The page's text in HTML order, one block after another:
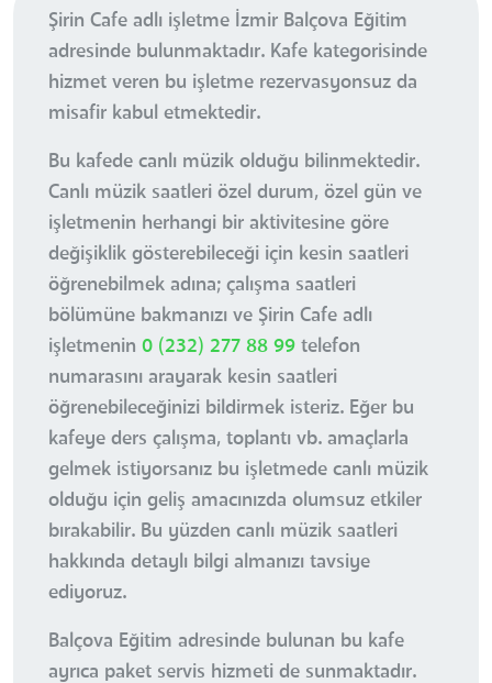
Şirin Cafe adlı işletme İzmir Balçova Eğitim
adresinde bulunmaktadır. Kafe kategorisinde
hizmet veren bu işletme rezervasyonsuz da
misafir kabul etmektedir.
Bu kafede canlı müzik olduğu bilinmektedir.
Canlı müzik saatleri özel durum, özel gün ve
işletmenin herhangi bir aktivitesine göre
değişiklik gösterebileceği için kesin saatleri
öğrenebilmek adına; çalışma saatleri
bölümüne bakmanızı ve Şirin Cafe adlı
işletmenin 0 (232) 277 88 99 telefon
numarasını arayarak kesin saatleri
öğrenebileceğinizi bildirmek isteriz. Eğer bu
kafeye ders çalışma, toplantı vb. amaçlarla
gelmek istiyorsanız bu işletmede canlı müzik
olduğu için geliş amacınızda olumsuz etkiler
bırakabilir. Bu yüzden canlı müzik saatleri
hakkında detaylı bilgi almanızı tavsiye
ediyoruz.
Balçova Eğitim adresinde bulunan bu kafe
ayrıca paket servis hizmeti de sunmaktadır.